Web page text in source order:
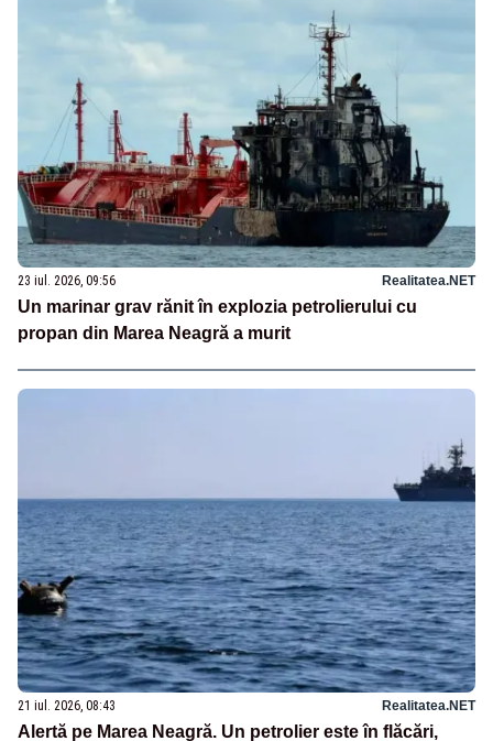
23 iul. 2026, 09:56 Realitatea.NET
Un marinar grav rănit în explozia petrolierului cu
propan din Marea Neagră a murit
21 iul. 2026, 08:43 Realitatea.NET
Alertă pe Marea Neagră. Un petrolier este în flăcări,